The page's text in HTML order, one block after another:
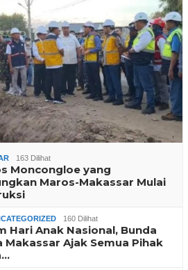
163 Dilihat
Moncongloe yang
Maros-Makassar Mulai
160 Dilihat
Hari Anak Nasional, Bunda
Makassar Ajak Semua Pihak